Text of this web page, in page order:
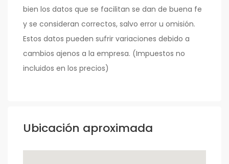
bien los datos que se facilitan se dan de buena fe
y se consideran correctos, salvo error u omisión.
Estos datos pueden sufrir variaciones debido a
cambios ajenos a la empresa. (Impuestos no
incluidos en los precios)
Ubicación aproximada